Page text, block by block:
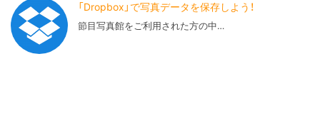
「Dropbox」で写真データを保存しよう！
節目写真館をご利用された方の中…